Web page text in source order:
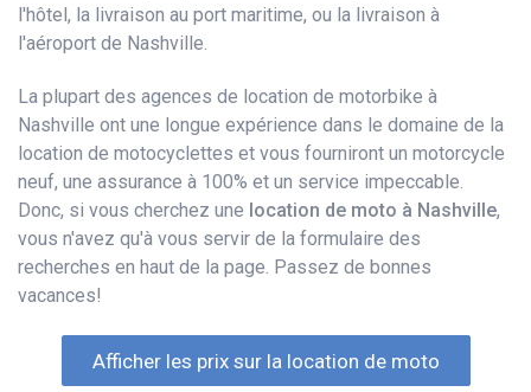
l'hôtel, la livraison au port maritime, ou la livraison à
l'aéroport de Nashville.
La plupart des agences de location de motorbike à
Nashville ont une longue expérience dans le domaine de la
location de motocyclettes et vous fourniront un motorcycle
neuf, une assurance à 100% et un service impeccable.
Donc, si vous cherchez une location de moto à Nashville,
vous n'avez qu'à vous servir de la formulaire des
recherches en haut de la page. Passez de bonnes
vacances!
Afficher les prix sur la location de moto